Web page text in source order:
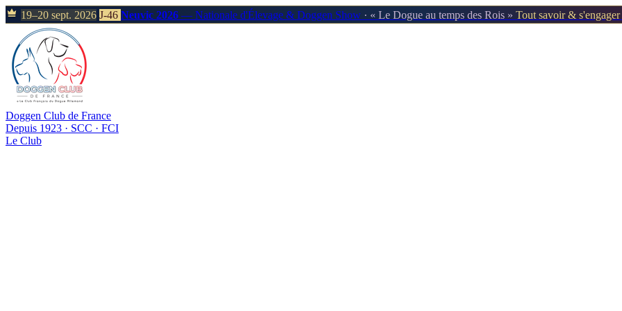
19–20 sept. 2026 J-46 Neuvic 2026 — Nationale d'Élevage & Doggen Show · « Le Dogue au temps des Rois » Tout savoir &
Doggen Club de France
Depuis 1923 · SCC · FCI
Le Club